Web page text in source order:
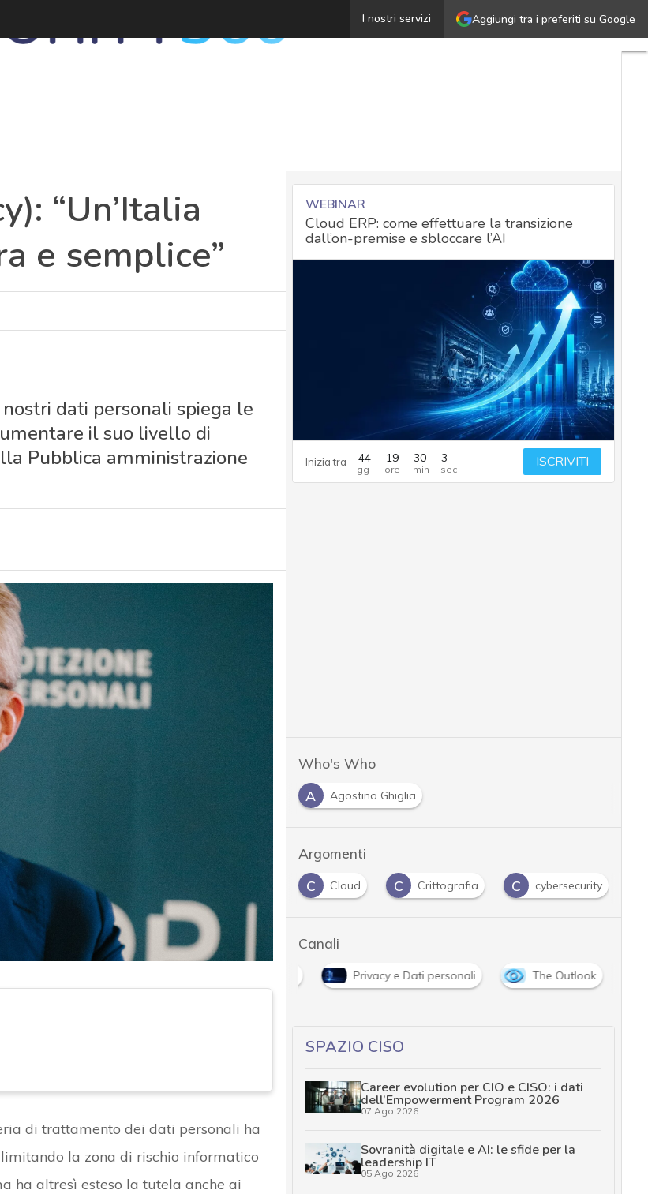
Aggiungi tra i preferiti su Google
I nostri servizi
Ghiglia (Garante Privacy): “Un’Italia digitale efficiente,
“Un’Italia
e semplice”
dati personali spiega le
il suo livello di
Pubblica amministrazione
di trattamento dei dati personali ha
la zona di rischio informatico
ha altresì esteso la tutela anche ai
WEBINAR
Cloud ERP: come effettuare la transizione
dall’on-premise e sbloccare l’AI
Inizia tra 44 19 30 2 ISCRIVITI
Who's Who
A
Agostino Ghiglia
Argomenti
C Cloud C Crittografia C cybersecurity
Canali
Privacy e Dati personali The Outlook
SPAZIO CISO
Career evolution per CIO e CISO: i dati
dell’Empowerment Program 2026
07 Ago 2026
Sovranità digitale e AI: le sfide per la
leadership IT
05 Ago 2026